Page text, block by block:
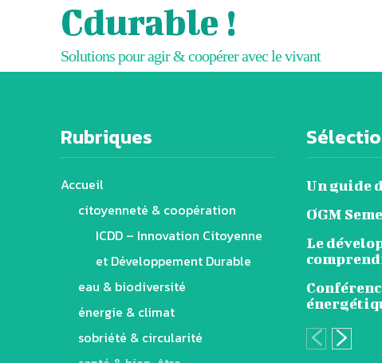
Cdurable !
Solutions pour agir & coopérer avec le vivant
Rubriques
Accueil
citoyenneté & coopération
ICDD – Innovation Citoyenne
et Développement Durable
eau & biodiversité
énergie & climat
sobriété & circularité
Un guide
OGM
Le